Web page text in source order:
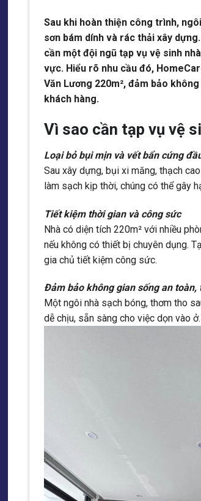
Sau khi hoàn thiện công trình,
sơn bám dính và rác thải xây
cần một đội ngũ tạp vụ vệ sinh
vực. Hiểu rõ nhu cầu đó,
Văn Lương 220m², đảm bảo
khách hàng.
Vì sao cần tạp vụ vệ
Loại bỏ bụi mịn và vết bẩn cứng
Sau xây dựng, bụi xi măng, thạch
làm sạch kịp thời, chúng có thể gây
Tiết kiệm thời gian và công sức
Nhà có diện tích 220m² với nhiều
nếu không có thiết bị chuyên dụng.
gia chủ tiết kiệm công sức.
Đảm bảo không gian sống an toàn,
Một ngôi nhà sạch bóng, thơm tho
dễ chịu, sẵn sàng cho việc dọn vào ở.